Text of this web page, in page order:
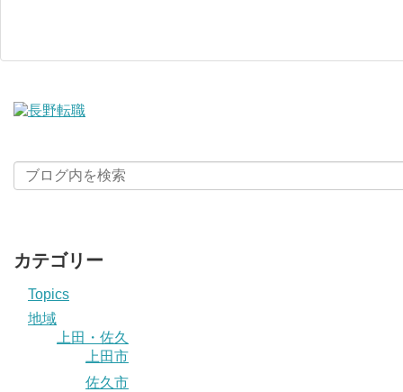
カテゴリー
Topics
地域
上田・佐久
上田市
佐久市